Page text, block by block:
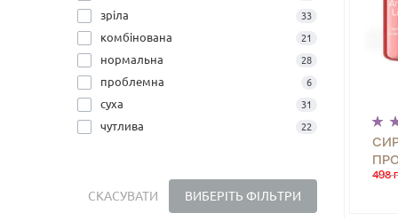
зріла 33
комбінована 21
нормальна 28
проблемна 6
суха 31
чутлива 22
СКАСУВАТИ ВИБЕРІТЬ ФІЛЬТРИ
498